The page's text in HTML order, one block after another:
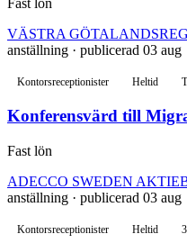
Fast lön
VÄSTRA
anställning · publicerad 03 aug
Kontorsreceptionister Heltid
Konferensvärd till
Fast lön
ADECCO SWEDEN
anställning · publicerad 03 aug
Kontorsreceptionister Heltid